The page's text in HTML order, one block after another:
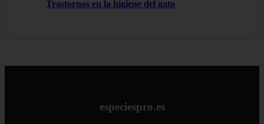
Trastornos en la higiene del gato
especiespro.es